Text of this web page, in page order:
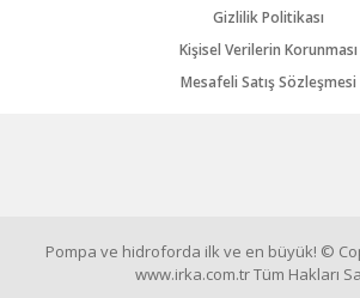
Gizlilik Politikası
Kişisel Verilerin Korunması
Mesafeli Satış Sözleşmesi
Pompa ve hidroforda ilk ve en büyük! ©
www.irka.com.tr Tüm Hakları